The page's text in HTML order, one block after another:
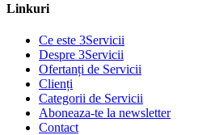
Linkuri
Ce este 3Servicii
Despre 3Servicii
Ofertanți de Servicii
Clienți
Categorii de Servicii
Aboneaza-te la newsletter
Contact